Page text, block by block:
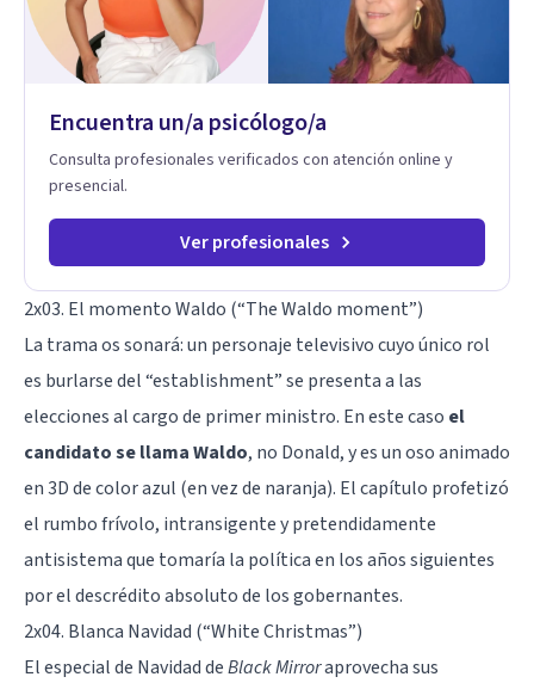
Encuentra un/a psicólogo/a
Consulta profesionales verificados con atención online y
presencial.
Ver profesionales
2x03. El momento Waldo (“The Waldo moment”)
La trama os sonará: un personaje televisivo cuyo único rol
es burlarse del “establishment” se presenta a las
elecciones al cargo de primer ministro. En este caso el
candidato se llama Waldo, no Donald, y es un oso animado
en 3D de color azul (en vez de naranja). El capítulo profetizó
el rumbo frívolo, intransigente y pretendidamente
antisistema que tomaría la política en los años siguientes
por el descrédito absoluto de los gobernantes.
2x04. Blanca Navidad (“White Christmas”)
El especial de Navidad deBlack Mirroraprovecha sus